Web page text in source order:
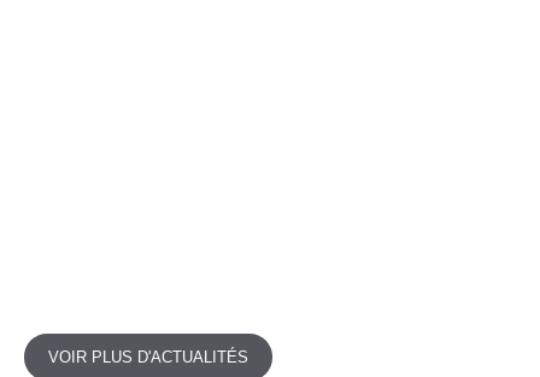
VOIR PLUS D'ACTUALITÉS